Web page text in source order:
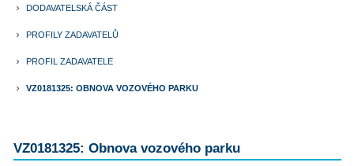
keyboard_arrow_right DODAVATELSKÁ ČÁST
keyboard_arrow_right PROFILY ZADAVATELŮ
keyboard_arrow_right PROFIL ZADAVATELE
keyboard_arrow_right VZ0181325: OBNOVA VOZOVÉHO PARKU
VZ0181325: Obnova vozového parku